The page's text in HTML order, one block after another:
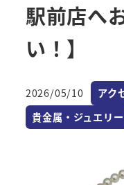
駅前店へ
い！】
投稿日
2026/05/10 カテ
アク
カテゴリー
貴金属・ジュエリー